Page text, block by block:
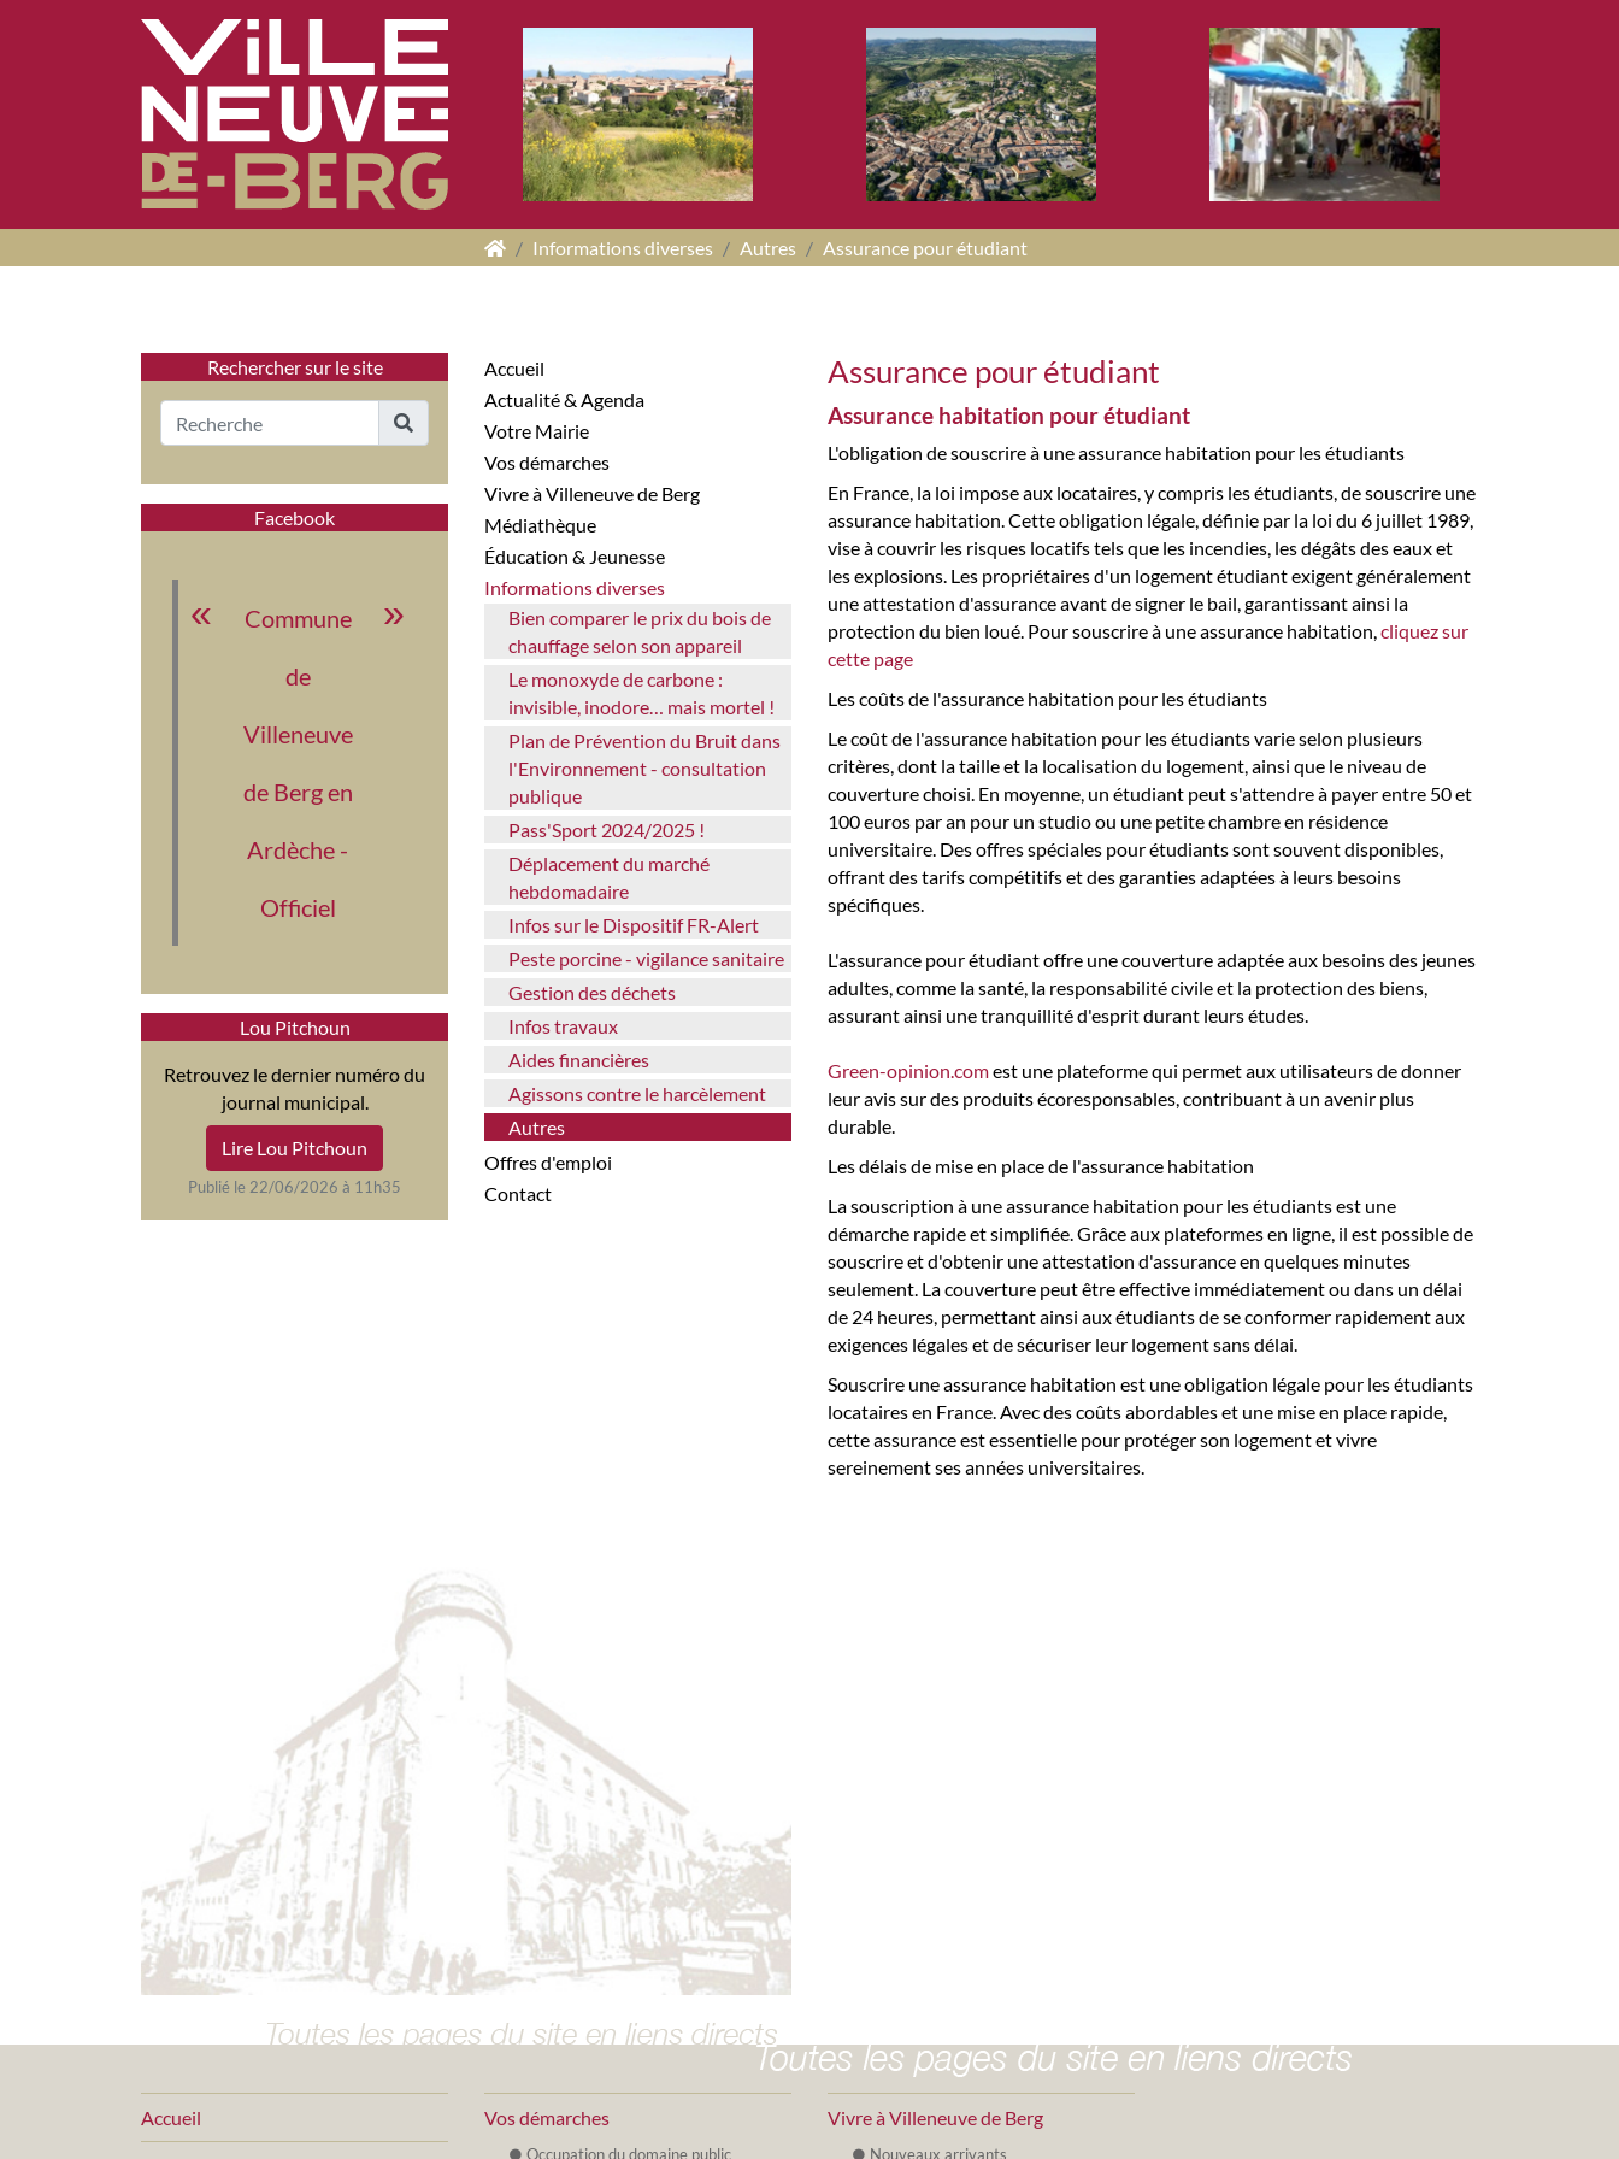
Informations diverses Autres Assurance pour étudiant
Rechercher sur le site
Facebook
Commune
de
Villeneuve
de Berg en
Ardèche -
Officiel
Lou Pitchoun
Retrouvez le dernier numéro du
journal municipal.
Lire Lou Pitchoun
Publié le 22/06/2026 à 11h35
Accueil
Actualité & Agenda
Votre Mairie
Vos démarches
Vivre à Villeneuve de Berg
Médiathèque
Éducation & Jeunesse
Informations diverses
Bien comparer le prix du bois de
chauffage selon son appareil
Le monoxyde de carbone :
invisible, inodore… mais mortel !
Plan de Prévention du Bruit dans
l'Environnement - consultation
publique
Pass'Sport 2024/2025 !
Déplacement du marché
hebdomadaire
Infos sur le Dispositif FR-Alert
Peste porcine - vigilance sanitaire
Gestion des déchets
Infos travaux
Aides financières
Agissons contre le harcèlement
Autres
Offres d'emploi
Contact
Assurance pour étudiant
Assurance habitation pour étudiant
L'obligation de souscrire à une assurance habitation pour les étudiants
En France, la loi impose aux locataires, y compris les étudiants, de souscrire une
assurance habitation. Cette obligation légale, définie par la loi du 6 juillet 1989,
vise à couvrir les risques locatifs tels que les incendies, les dégâts des eaux et
les explosions. Les propriétaires d'un logement étudiant exigent généralement
une attestation d'assurance avant de signer le bail, garantissant ainsi la
protection du bien loué. Pour souscrire à une assurance habitation,cliquez sur
cette page
Les coûts de l'assurance habitation pour les étudiants
Le coût de l'assurance habitation pour les étudiants varie selon plusieurs
critères, dont la taille et la localisation du logement, ainsi que le niveau de
couverture choisi. En moyenne, un étudiant peut s'attendre à payer entre 50 et
100 euros par an pour un studio ou une petite chambre en résidence
universitaire. Des offres spéciales pour étudiants sont souvent disponibles,
offrant des tarifs compétitifs et des garanties adaptées à leurs besoins
spécifiques.
L'assurance pour étudiant offre une couverture adaptée aux besoins des jeunes
adultes, comme la santé, la responsabilité civile et la protection des biens,
assurant ainsi une tranquillité d'esprit durant leurs études.
Green-opinion.comest une plateforme qui permet aux utilisateurs de donner
leur avis sur des produits écoresponsables, contribuant à un avenir plus
durable.
Les délais de mise en place de l'assurance habitation
La souscription à une assurance habitation pour les étudiants est une
démarche rapide et simplifiée. Grâce aux plateformes en ligne, il est possible de
souscrire et d'obtenir une attestation d'assurance en quelques minutes
seulement. La couverture peut être effective immédiatement ou dans un délai
de 24 heures, permettant ainsi aux étudiants de se conformer rapidement aux
exigences légales et de sécuriser leur logement sans délai.
Souscrire une assurance habitation est une obligation légale pour les étudiants
locataires en France. Avec des coûts abordables et une mise en place rapide,
cette assurance est essentielle pour protéger son logement et vivre
sereinement ses années universitaires.
Accueil Vos démarches
Occupation du domaine public
Vivre à Villeneuve de Berg
Nouveaux arrivants